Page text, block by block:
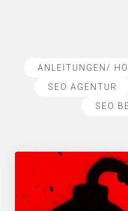
ANLEITUNGEN/
SEO AGENTUR
SEO